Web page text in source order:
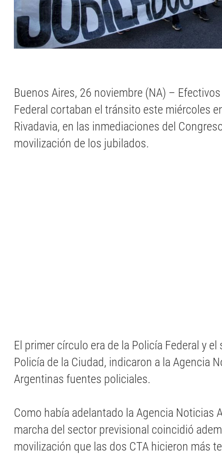
Buenos Aires, 26 noviembre (NA) –
Federal cortaban el tránsito este miércoles
Rivadavia, en las inmediaciones del
movilización de los jubilados.
El primer círculo era de la Policía Federal y
Policía de la Ciudad, indicaron a la Agencia
Argentinas fuentes policiales.
Como había adelantado la Agencia Noticias
marcha del sector previsional coincidió
movilización que las dos CTA hicieron más